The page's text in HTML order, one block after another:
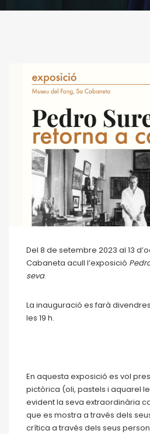
Del 8 de setembre 2023 al 13
Cabaneta acull l’exposició
seva.
La inauguració es farà
les 19 h.
En aquesta exposició es vol
pictòrica (oli, pastels i
evident la seva extraordinària
que es mostra a través dels
crítica a través dels seus